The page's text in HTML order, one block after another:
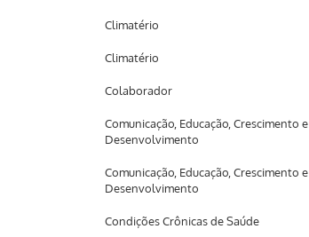
Climatério
Climatério
Colaborador
Comunicação, Educação, Crescimento e
Desenvolvimento
Comunicação, Educação, Crescimento e
Desenvolvimento
Condições Crônicas de Saúde